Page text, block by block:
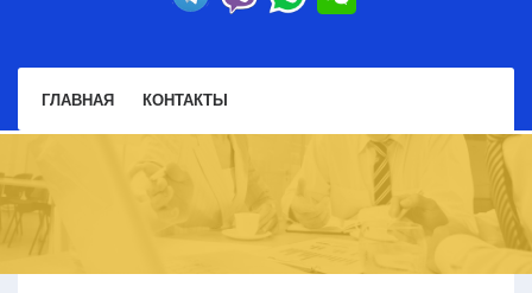
ГЛАВНАЯ КОНТАКТЫ